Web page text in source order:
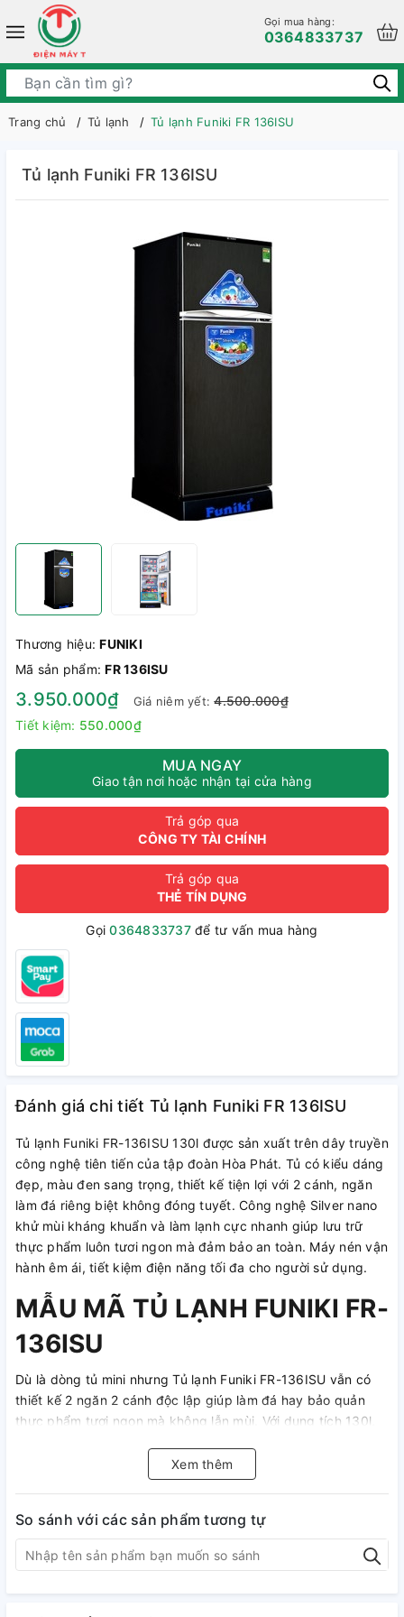
Gọi mua hàng:
0364833737
Trang chủ Tủ lạnh Tủ lạnh Funiki FR 136ISU
Tủ lạnh Funiki FR 136ISU
Thương hiệu:FUNIKI
Mã sản phẩm:FR 136ISU
3.950.000₫ Giá niêm yết:4.500.000₫
Tiết kiệm: 550.000₫
MUA NGAY
Giao tận nơi hoặc nhận tại cửa hàng
Trả góp qua
CÔNG TY TÀI CHÍNH
Trả góp qua
THẺ TÍN DỤNG
Gọi0364833737để tư vấn mua hàng
Đánh giá chi tiết Tủ lạnh Funiki FR 136ISU
Tủ lạnh Funiki FR-136ISU 130l được sản xuất trên dây truyền
công nghệ tiên tiến của tập đoàn Hòa Phát. Tủ có kiểu dáng
đẹp, màu đen sang trọng, thiết kế tiện lợi với 2 cánh, ngăn
làm đá riêng biệt không đóng tuyết. Công nghệ Silver nano
khử mùi kháng khuẩn và làm lạnh cực nhanh giúp lưu trữ
thực phẩm luôn tươi ngon mà đảm bảo an toàn. Máy nén vận
hành êm ái, tiết kiệm điện năng tối đa cho người sử dụng.
MẪU MÃ TỦ LẠNH FUNIKI FR-
136ISU
Dù là dòng tủ mini nhưng Tủ lạnh Funiki FR-136ISU vẫn có
thiết kế 2 ngăn 2 cánh độc lập giúp làm đá hay bảo quản
thực phẩm tươi ngon mà không lẫn mùi. Với dung tích 130l,
nhỏ gọn, hiện đại, màu đen sang trọng, phù hợp với mọi
không gian nội thất trong gia đình. Công nghệ làm lạnh gián
trong tủ luôn được duy trì ổn định, lan tỏa đều, giúp thực
phẩm luôn tươi ngon mà vẫn đảm bảo đầy đủ dinh dưỡng.
Công nghệ Silver Nano khử
Xem thêm
So sánh với các sản phẩm tương tự